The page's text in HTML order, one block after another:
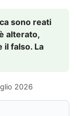
sono reati
alterato,
il falso. La
2026